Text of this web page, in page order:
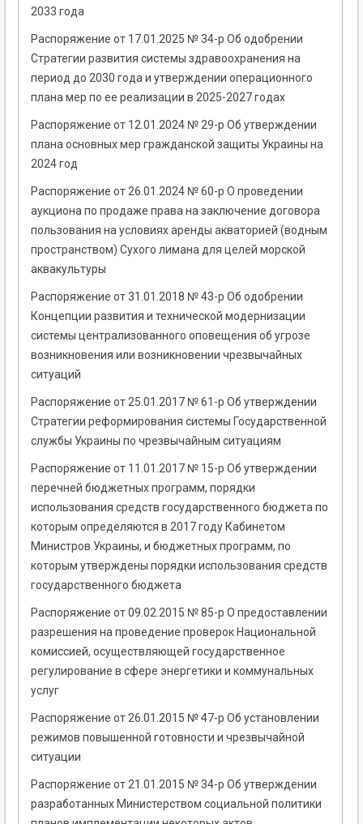
2033 года
Распоряжение от 17.01.2025 № 34-р Об одобрении
Стратегии развития системы здравоохранения на
период до 2030 года и утверждении операционного
плана мер по ее реализации в 2025-2027 годах
Распоряжение от 12.01.2024 № 29-р Об утверждении
плана основных мер гражданской защиты Украины на
2024 год
Распоряжение от 26.01.2024 № 60-р О проведении
аукциона по продаже права на заключение договора
пользования на условиях аренды акваторией (водным
пространством) Сухого лимана для целей морской
аквакультуры
Распоряжение от 31.01.2018 № 43-р Об одобрении
Концепции развития и технической модернизации
системы централизованного оповещения об угрозе
возникновения или возникновении чрезвычайных
ситуаций
Распоряжение от 25.01.2017 № 61-р Об утверждении
Стратегии реформирования системы Государственной
службы Украины по чрезвычайным ситуациям
Распоряжение от 11.01.2017 № 15-р Об утверждении
перечней бюджетных программ, порядки
использования средств государственного бюджета по
которым определяются в 2017 году Кабинетом
Министров Украины, и бюджетных программ, по
которым утверждены порядки использования средств
государственного бюджета
Распоряжение от 09.02.2015 № 85-р О предоставлении
разрешения на проведение проверок Национальной
комиссией, осуществляющей государственное
регулирование в сфере энергетики и коммунальных
услуг
Распоряжение от 26.01.2015 № 47-р Об установлении
режимов повышенной готовности и чрезвычайной
ситуации
Распоряжение от 21.01.2015 № 34-р Об утверждении
разработанных Министерством социальной политики